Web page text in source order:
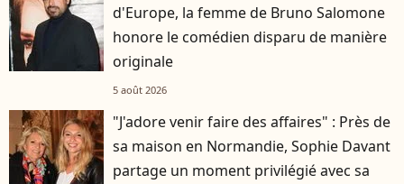
d'Europe, la femme de Bruno Salomone
honore le comédien disparu de manière
originale
5 août 2026
"J'adore venir faire des affaires" : Près de
sa maison en Normandie, Sophie Davant
partage un moment privilégié avec sa